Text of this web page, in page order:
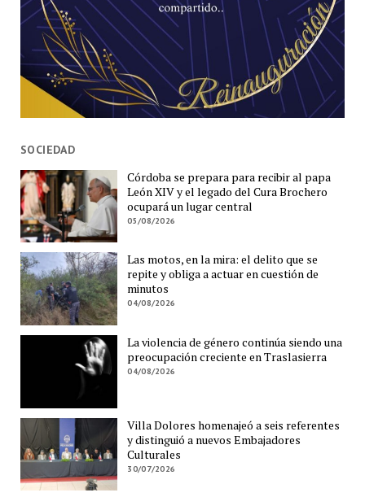
SOCIEDAD
Córdoba se prepara para recibir al papa
León XIV y el legado del Cura Brochero
ocupará un lugar central
05/08/2026
Las motos, en la mira: el delito que se
repite y obliga a actuar en cuestión de
minutos
04/08/2026
La violencia de género continúa siendo una
preocupación creciente en Traslasierra
04/08/2026
Villa Dolores homenajeó a seis referentes
y distinguió a nuevos Embajadores
Culturales
30/07/2026